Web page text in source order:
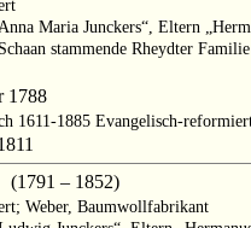
Maria Junckers“, Eltern
stammende Rheydter
1788
1611-1885 Evangelisch-
(1791 – 1852)
Weber, Baumwollfabrikant